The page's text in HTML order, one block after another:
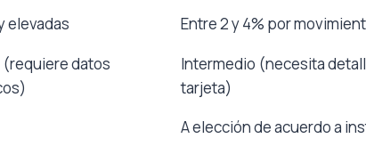
elevadas Entre 2 y 4% por
(requiere datos
Intermedio (necesita
tarjeta)
A elección de acuerdo a